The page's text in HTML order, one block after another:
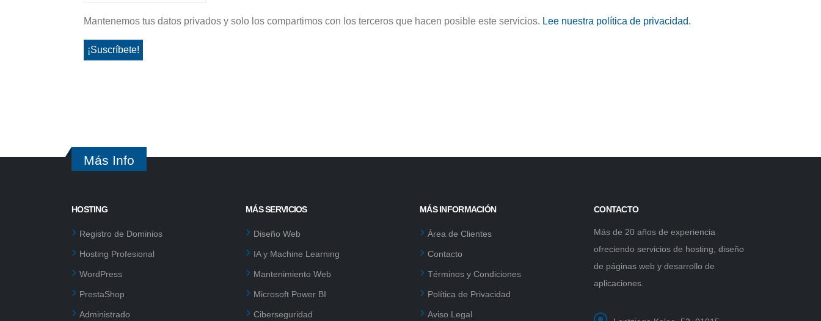
Mantenemos tus datos privados y solo los compartimos con los terceros que hacen posible este servicios. Lee nuestra política de privacidad.
Más Info
HOSTING
Registro de Dominios
Hosting Profesional
WordPress
PrestaShop
Administrado
MÁS SERVICIOS
Diseño Web
IA y Machine Learning
Mantenimiento Web
Microsoft Power BI
Ciberseguridad
MÁS INFORMACIÓN
Área de Clientes
Contacto
Términos y Condiciones
Política de Privacidad
Aviso Legal
CONTACTO
Más de 20 años de experiencia
ofreciendo servicios de hosting, diseño
de páginas web y desarrollo de
aplicaciones.